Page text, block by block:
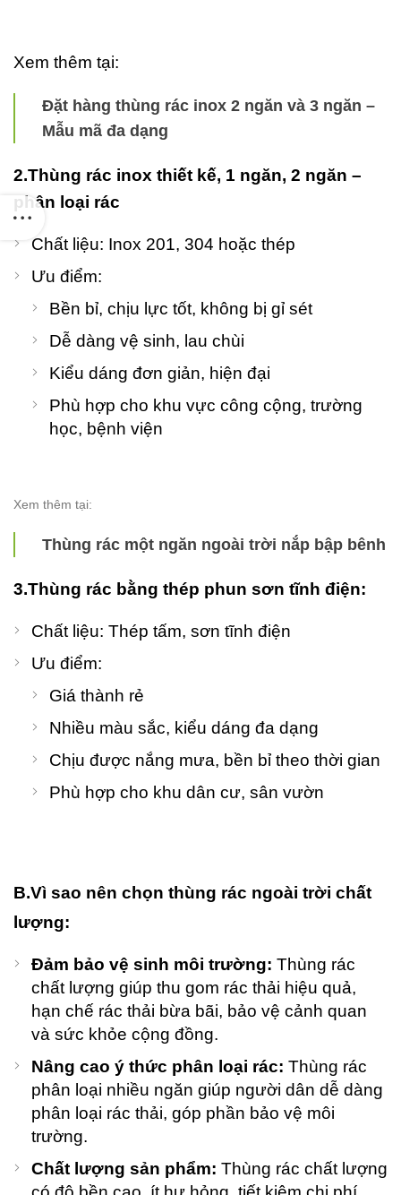
Xem thêm tại:
Đặt hàng thùng rác inox 2 ngăn và 3 ngăn –
Mẫu mã đa dạng
2.Thùng rác inox thiết kế, 1 ngăn, 2 ngăn –
phân loại rác
Chất liệu: Inox 201, 304 hoặc thép
Ưu điểm:
Bền bỉ, chịu lực tốt, không bị gỉ sét
Dễ dàng vệ sinh, lau chùi
Kiểu dáng đơn giản, hiện đại
Phù hợp cho khu vực công cộng, trường
học, bệnh viện
Xem thêm tại:
Thùng rác một ngăn ngoài trời nắp bập bênh
3.Thùng rác bằng thép phun sơn tĩnh điện:
Chất liệu: Thép tấm, sơn tĩnh điện
Ưu điểm:
Giá thành rẻ
Nhiều màu sắc, kiểu dáng đa dạng
Chịu được nắng mưa, bền bỉ theo thời gian
Phù hợp cho khu dân cư, sân vườn
B.Vì sao nên chọn thùng rác ngoài trời chất
lượng:
Đảm bảo vệ sinh môi trường: Thùng rác
chất lượng giúp thu gom rác thải hiệu quả,
hạn chế rác thải bừa bãi, bảo vệ cảnh quan
và sức khỏe cộng đồng.
Nâng cao ý thức phân loại rác: Thùng rác
phân loại nhiều ngăn giúp người dân dễ dàng
phân loại rác thải, góp phần bảo vệ môi
trường.
Chất lượng sản phẩm: Thùng rác chất lượng